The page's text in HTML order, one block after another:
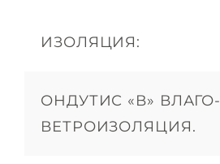
ИЗОЛЯЦИЯ:
ОНДУТИС «В» ВЛАГО-
ВЕТРОИЗОЛЯЦИЯ.